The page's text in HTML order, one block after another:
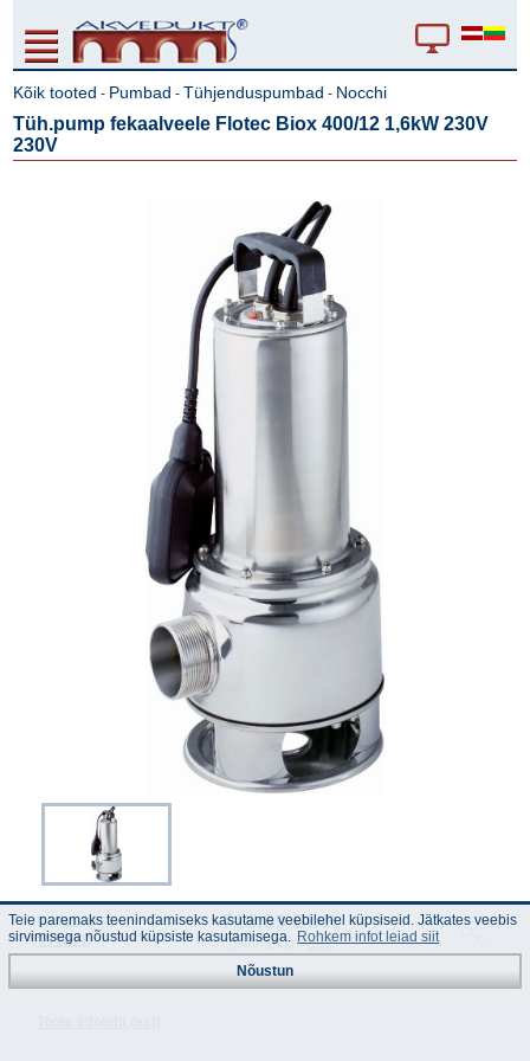
Kõik tooted - Pumbad - Tühjenduspumbad - Nocchi
Tüh.pump fekaalveele Flotec Biox 400/12 1,6kW 230V
230V
Kood :
111020
715.69 EUR
(Hinnad km-ga)
Teie paremaks teenindamiseks kasutame veebilehel küpsiseid. Jätkates veebis
sirvimisega nõustud küpsiste kasutamisega. Rohkem infot leiad siit
Nõustun